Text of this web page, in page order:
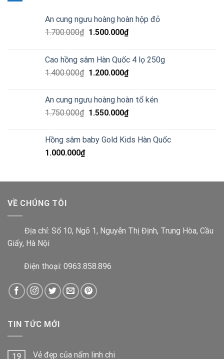
An cung ngưu hoàng hoàn hộp đỏ
1.700.000₫ 1.500.000₫
Cao hồng sâm Hàn Quốc 4 lọ 250g
1.400.000₫ 1.200.000₫
An cung ngưu hoàng hoàn tổ kén
1.750.000₫ 1.550.000₫
Hồng sâm baby Gold Kids Hàn Quốc
1.000.000₫
VỀ CHÚNG TÔI
Địa chỉ: Số 10, Ngõ 1, Nguyễn Thị Định, Trung Hòa, Cầu
Giấy, Hà Nội
Điện thoại: 0963.858.896
TIN TỨC MỚI
19 Vẻ đẹp của nấm linh chi